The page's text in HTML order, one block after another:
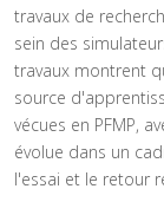
travaux de
sein des
travaux montrent
source
vécues en PFMP,
évolue dans un
l'essai et le retour